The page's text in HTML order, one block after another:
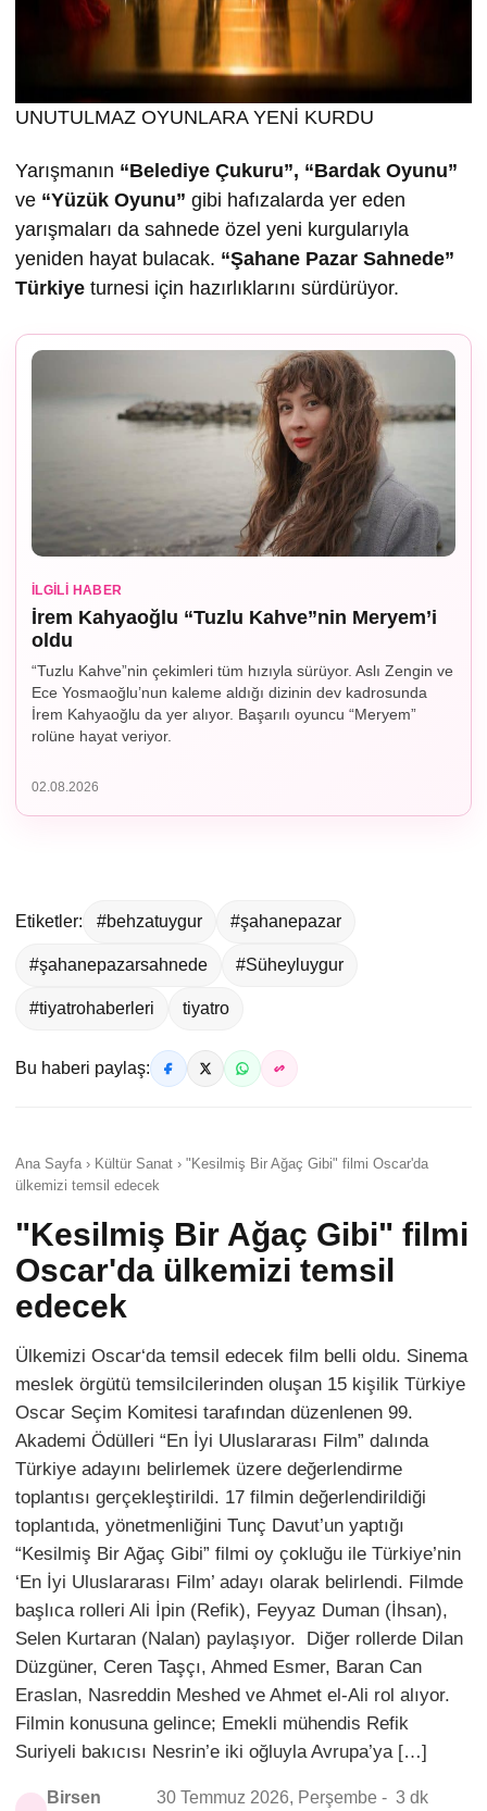
UNUTULMAZ OYUNLARA YENİ KURDU
Yarışmanın “Belediye Çukuru”, “Bardak Oyunu”
ve “Yüzük Oyunu” gibi hafızalarda yer eden
yarışmaları da sahnede özel yeni kurgularıyla
yeniden hayat bulacak. “Şahane Pazar Sahnede”
Türkiye turnesi için hazırlıklarını sürdürüyor.
İLGILI HABER
İrem Kahyaoğlu “Tuzlu Kahve”nin Meryem’i
oldu
“Tuzlu Kahve”nin çekimleri tüm hızıyla sürüyor. Aslı Zengin ve
Ece Yosmaoğlu’nun kaleme aldığı dizinin dev kadrosunda
İrem Kahyaoğlu da yer alıyor. Başarılı oyuncu “Meryem”
rolüne hayat veriyor.
02.08.2026
Etiketler: #behzatuygur #şahanepazar
#şahanepazarsahnede #Süheyluygur
#tiyatrohaberleri tiyatro
Bu haberi paylaş:
Ana Sayfa › Kültür Sanat › "Kesilmiş Bir Ağaç Gibi" filmi Oscar'da
ülkemizi temsil edecek
"Kesilmiş Bir Ağaç Gibi" filmi
Oscar'da ülkemizi temsil
edecek
Ülkemizi Oscar‘da temsil edecek film belli oldu. Sinema
meslek örgütü temsilcilerinden oluşan 15 kişilik Türkiye
Oscar Seçim Komitesi tarafından düzenlenen 99.
Akademi Ödülleri “En İyi Uluslararası Film” dalında
Türkiye adayını belirlemek üzere değerlendirme
toplantısı gerçekleştirildi. 17 filmin değerlendirildiği
toplantıda, yönetmenliğini Tunç Davut’un yaptığı
“Kesilmiş Bir Ağaç Gibi” filmi oy çokluğu ile Türkiye’nin
‘En İyi Uluslararası Film’ adayı olarak belirlendi. Filmde
başlıca rolleri Ali İpin (Refik), Feyyaz Duman (İhsan),
Selen Kurtaran (Nalan) paylaşıyor. Diğer rollerde Dilan
Düzgüner, Ceren Taşçı, Ahmed Esmer, Baran Can
Eraslan, Nasreddin Meshed ve Ahmet el-Ali rol alıyor.
Filmin konusuna gelince; Emekli mühendis Refik
Suriyeli bakıcısı Nesrin’e iki oğluyla Avrupa’ya […]
Birsen
30 Temmuz 2026, Perşembe - 3 dk